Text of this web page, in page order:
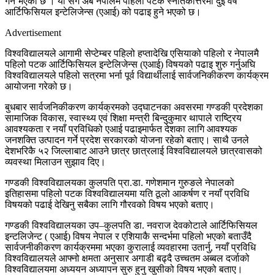
आर्टिफिसियल इन्टेलिजेन्स (एआई) को पढाइ हुने भएको छ।
Advertisement
विश्वविद्यालयले आगामी सेप्टेम्बर पहिलो हप्तादेखि एसियाको पहिलो र नेपालमै
पहिलो पटक आर्टिफिसियल इन्टेलिजेन्स (एआई) विषयको पढाइ शुरु गर्नुअघि
विश्वविद्यालयले पहिलो सत्रमा भर्ना पूर्व विद्यार्थीलाई सार्वजनिकीकरण कार्यक्रम
आयोजना गरेको छ।
बुधबार सार्वजनिकीकरण कार्यक्रमको उद्घाटनका अवसरमा गण्डकी प्रदेशका
सामाजिक विकास, स्वास्थ्य एवं शिक्षा मन्त्री बिन्दुकुमार थापाले राष्ट्रिय
आवश्यकता र नयाँ प्रविधिको एआई पढाइमार्फत देशका लागि आवश्यक
जनशक्ति उत्पादन गर्ने प्रदेश सरकारको योजना रहेको बताए। साथै उनले
देशभरिकै ५२ जिल्लाबाट आउने छात्र छात्रलाई विश्वविद्यालयले छात्रवासको
व्यवस्था मिलाउन सुझाव दिए।
गण्डकी विश्वविद्यालयका कुलपति प्रा.डा. गणेशमान गुरुङले नेपालको
इतिहासमा पहिलो पटक विश्वविद्यालयमा यति ठूलो आकर्षण र नयाँ प्रविधि
विषयको पढाई देखिनु सबैका लागि गौरवको विषय भएको बताए।
गण्डकी विश्वविद्यालयका उप–कुलपति डा. नवराज देवकोटाले आर्टिफिसियल
इन्टलिजेन्ट ( एआई) विषय नेपाल र एशियाकै सन्दर्भमा पहिलो भएको बताउँदै
सार्वजनीकीकरण कार्यक्रममा भएका कुरालाई व्यवहारमा उतार्नु, नयाँ प्रविधि
विश्वविद्यालयले आफ्नो क्षमता अनुसार अगाडी बढ्दै उच्चतम अब्बल दर्जाको
विश्वविद्यालयमा अध्ययन अध्यापन सुरु हुनु खुसीको विषय भएको बताए।